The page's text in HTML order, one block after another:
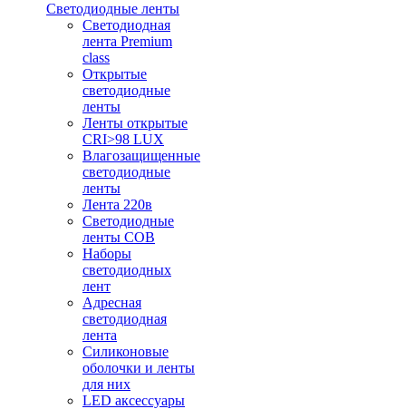
Светодиодные ленты
Светодиодная
лента Premium
class
Открытые
светодиодные
ленты
Ленты открытые
CRI>98 LUX
Влагозащищенные
светодиодные
ленты
Лента 220в
Светодиодные
ленты COB
Наборы
светодиодных
лент
Адресная
светодиодная
лента
Силиконовые
оболочки и ленты
для них
LED аксессуары